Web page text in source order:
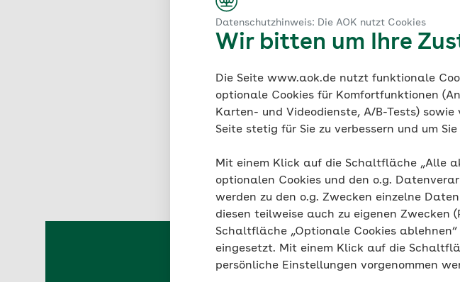
Datenschutzhinweis: Die AOK nutzt Cookies
Wir bitten um Ihre
Die Seite www.aok.de nutzt funktionale
optionale Cookies für Komfortfunktionen
Karten- und Videodienste, A/B-Tests)
Seite stetig für Sie zu verbessern und um
Mit einem Klick auf die Schaltfläche „Alle
optionalen Cookies und den o.g.
werden zu den o.g. Zwecken einzelne
diesen teilweise auch zu eigenen
Schaltfläche „Optionale Cookies
eingesetzt. Mit einem Klick auf die
persönliche Einstellungen vorgenommen
unkompliziert.
Ärztliche Zweitmeinung
Wir unterstützen Sie bei der Suche nach
Auch Pflegedienste und Einrichtungen der
Kostenlose Gesundheitskurse und
Ob Bewegung, Entspannung oder gesunde
Kurse in Ihrer Nähe finden
Alle Onlineprogramme im Überblick
Wenn ein Angehöriger pflegebedürftig wird,
helfen Ihnen, die Pflege zu organisieren und